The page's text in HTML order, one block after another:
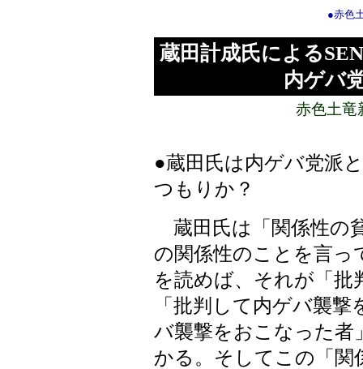
●赤色
蔵田計成氏による
内ゲバ
赤色土竜
●蔵田氏は内ゲバ党派
つもりか？
蔵田氏は「関係性の
の関係性のことを言
を読めば、それが「批
「批判して内ゲバ襲
バ襲撃をおこなった者
かる。そしてこの「関